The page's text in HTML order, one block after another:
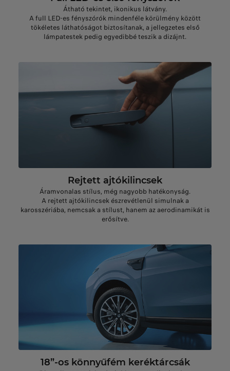
Átható tekintet, ikonikus látvány.
A full LED-es fényszórók mindenféle körülmény között
tökéletes láthatóságot biztosítanak, a jellegzetes első
lámpatestek pedig egyedibbé teszik a dizájnt.
Rejtett ajtókilincsek
Áramvonalas stílus, még nagyobb hatékonyság.
A rejtett ajtókilincsek észrevétlenül simulnak a
karosszériába, nemcsak a stílust, hanem az aerodinamikát is
erősítve.
18”-os könnyűfém keréktárcsák​